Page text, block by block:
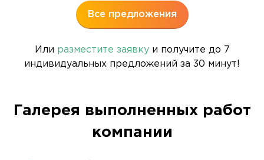
Все предложения
Или разместите заявкуи получите до 7
индивидуальных предложений за 30 минут!
Галерея выполненных работ
компании